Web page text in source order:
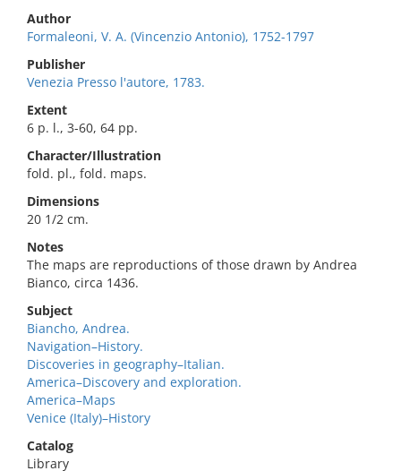
Author
Formaleoni, V. A. (Vincenzio Antonio), 1752-1797
Publisher
Venezia Presso l'autore, 1783.
Extent
6 p. l., 3-60, 64 pp.
Character/Illustration
fold. pl., fold. maps.
Dimensions
20 1/2 cm.
Notes
The maps are reproductions of those drawn by Andrea
Bianco, circa 1436.
Subject
Biancho, Andrea.
Navigation–History.
Discoveries in geography–Italian.
America–Discovery and exploration.
America–Maps
Venice (Italy)–History
Catalog
Library